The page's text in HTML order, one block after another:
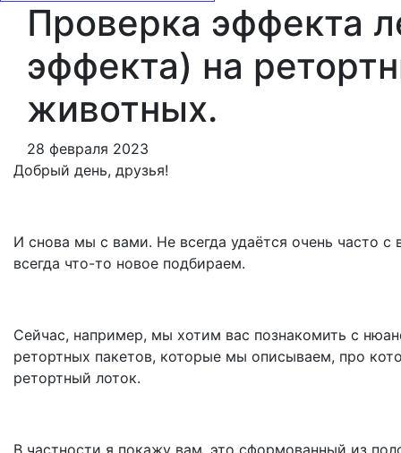
Проверка эффекта
эффекта) на
животных.
28 февраля 2023
Добрый день, друзья!
И снова мы с вами. Не всегда удаётся очень часто
всегда что-то новое подбираем.
Сейчас, например, мы хотим вас познакомить с
ретортных пакетов, которые мы описываем, про
ретортный лоток.
В частности я покажу вам, это сформованный из